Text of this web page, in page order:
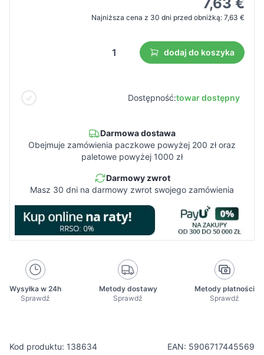
Kod produktu: 138634 EAN: 5906717445569
Najniższa cena z 30 dni przed obniżką: 7,63 €
dodaj do koszyka
Dostępność:towar dostępny
Darmowa dostawa
Obejmuje zamówienia paczkowe powyżej 200 zł oraz
paletowe powyżej 1000 zł
Darmowy zwrot
Masz 30 dni na darmowy zwrot swojego zamówienia
Wysyłka w 24h
Sprawdź
Metody dostawy
Sprawdź
Metody płatności
Sprawdź